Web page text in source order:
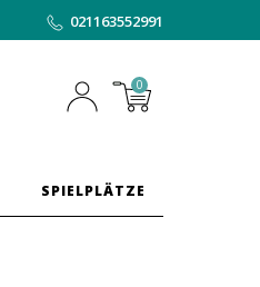
021163552991
0
SPIELPLÄTZE